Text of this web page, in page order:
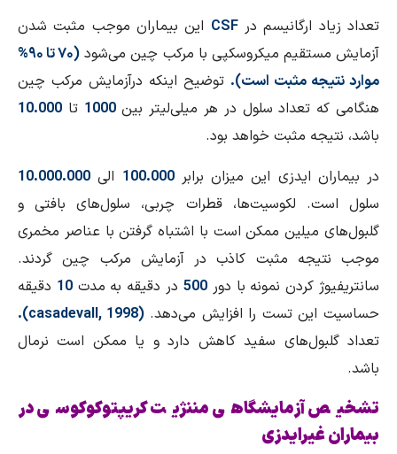
تعداد زیاد ارگانیسم درCSF این بیماران موجب مثبت شدن
آزمایش مستقیم میكروسكپی با مركب چین می‌شود
(۷۰ تا ۹۰%
موارد نتیجه مثبت است). توضیح اینكه درآزمایش مركب چین
هنگامی كه تعداد سلول در هر میلی‌لیتر بین1000 تا 10.000
باشد، نتیجه مثبت خواهد بود.
در بیماران ایدزی این میزان برابر100.000 الی 10.000.000
سلول است. لكوسیت‌ها، قطرات چربی، سلول‌های بافتی و
گلبول‌های میلین ممكن است با اشتباه گرفتن با عناصر مخمری
موجب نتیجه مثبت كاذب در آزمایش مركب چین گردند.
سانتریفیوژ كردن نمونه با دور500 در دقیقه به مدت10 دقیقه
حساسیت این تست را افزایش می‌دهد.(casadevall, 1998).
تعداد گلبول‌های سفید كاهش دارد و یا ممكن است نرمال
باشد.
تشخیص آزمایشگاهی مننژیت كریپتوكوكوسی در
بیماران غیرایدزی